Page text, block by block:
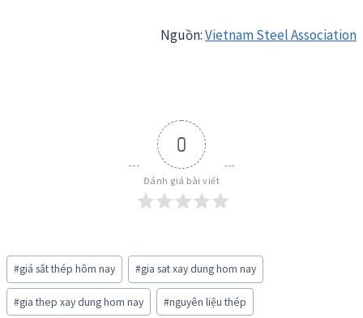
Nguồn:Vietnam Steel Association
0
Đánh giá bài viết
Post
Tags:
#giá sắt thép hôm nay #gia sat xay dung hom nay
#gia thep xay dung hom nay #nguyên liệu thép